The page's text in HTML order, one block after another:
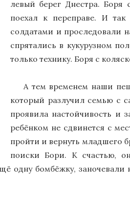
левый берег Днестра. Боря
поехал к переправе. И
солдатами и проследовали
спрятались в кукурузном
только технику. Боря с
А тем временем наши
который разлучил семью с
проявила настойчивость и
ребёнком не сдвинется с
пройти и вернуть младшего
поиски Бори. К счастью,
одну бомбёжку, заночевали